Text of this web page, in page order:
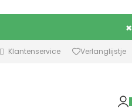
×
Klantenservice Verlanglijstje